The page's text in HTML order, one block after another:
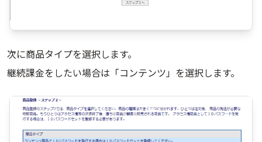
次に商品タイプを選択します。
継続課金をしたい場合は「コンテンツ」を選択します。